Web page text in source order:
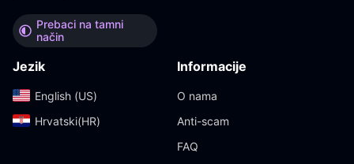
Prebaci na tamni
način
Jezik
English (US)‎
Hrvatski(HR)‎
Informacije
O nama
Anti-scam
FAQ